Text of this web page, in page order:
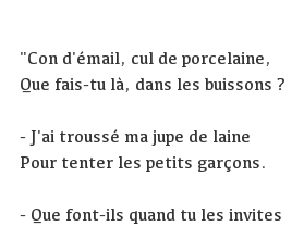
"Con d'émail, cul de porcelaine,
Que fais-tu là, dans les buissons ?
- J'ai troussé ma jupe de laine
Pour tenter les petits garçons.
- Que font-ils quand tu les invites